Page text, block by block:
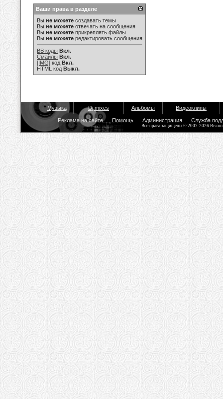
Ваши права в разделе
Вы не можете создавать темы
Вы не можете отвечать на сообщения
Вы не можете прикреплять файлы
Вы не можете редактировать сообщения
BB коды Вкл.
Смайлы Вкл.
[IMG] код Вкл.
HTML код Выкл.
Музыка Dj mixes Альбомы Видеоклипы
Реклама на сайте Помощь Администрация Служба
Все права защищены © 2007-2026